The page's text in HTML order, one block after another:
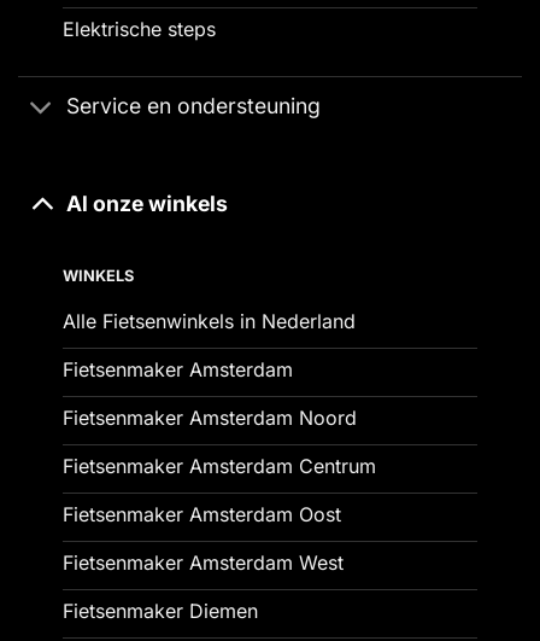
Elektrische steps
Service en ondersteuning
Al onze winkels
WINKELS
Alle Fietsenwinkels in Nederland
Fietsenmaker Amsterdam
Fietsenmaker Amsterdam Noord
Fietsenmaker Amsterdam Centrum
Fietsenmaker Amsterdam Oost
Fietsenmaker Amsterdam West
Fietsenmaker Diemen